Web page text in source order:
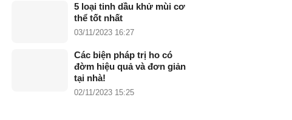
5 loại tinh dầu khử mùi cơ
thể tốt nhất
03/11/2023 16:27
Các biện pháp trị ho có
đờm hiệu quả và đơn giản
tại nhà!
02/11/2023 15:25